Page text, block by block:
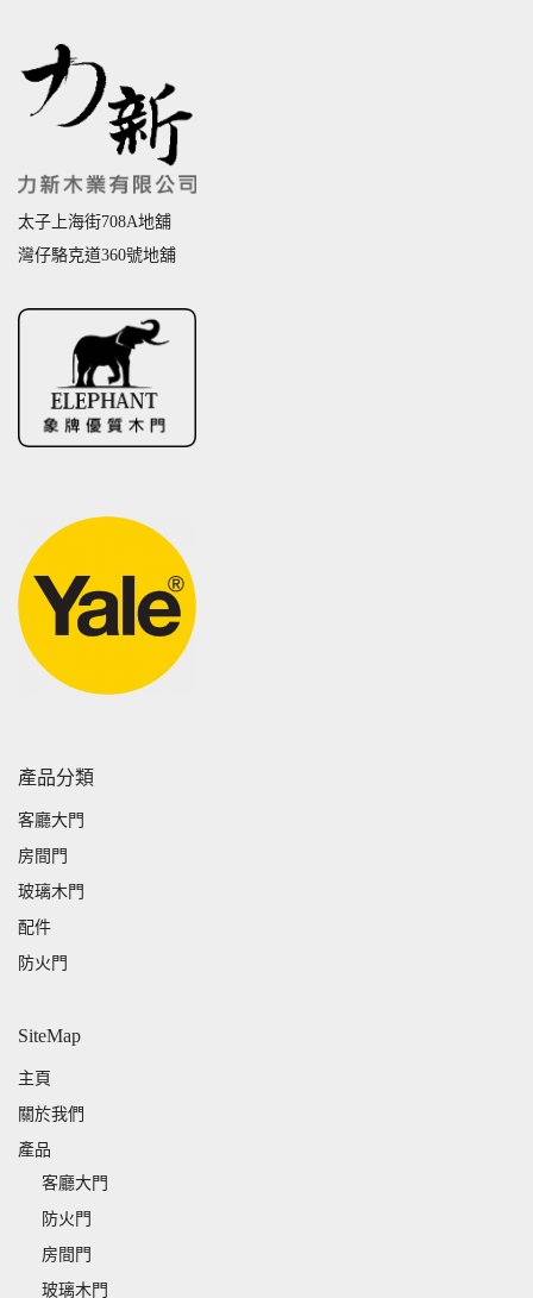
太子上海街708A地舖
灣仔駱克道360號地舖
產品分類
客廳大門
房間門
玻璃木門
配件
防火門
SiteMap
主頁
關於我們
產品
客廳大門
防火門
房間門
玻璃木門